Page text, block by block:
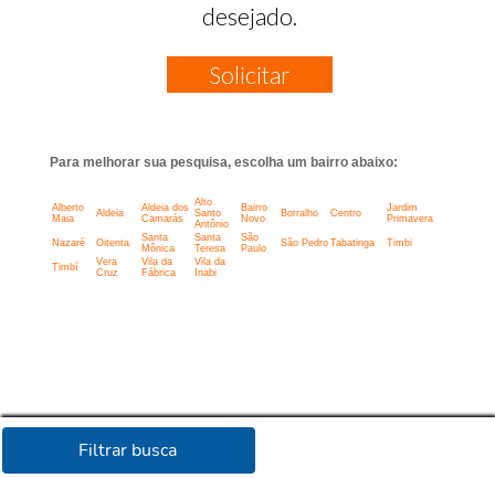
Filtrar busca
desejado.
Solicitar
Para melhorar sua pesquisa, escolha um bairro abaixo:
Alberto
Maia
Aldeia
Aldeia dos
Camarás
Alto
Santo
Antônio
Bairro
Novo
Borralho Centro
Jardim
Primavera
Nazaré Oitenta
Santa
Mônica
Santa
Teresa
São
Paulo
São Pedro Tabatinga Timbi
Timbí
Vera
Cruz
Vila da
Fábrica
Vila da
Inabi